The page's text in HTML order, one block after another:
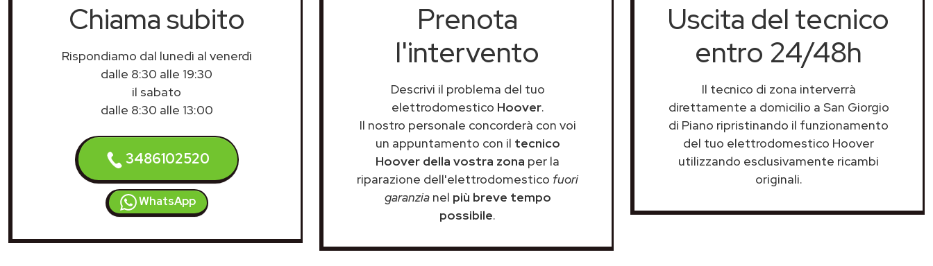
Chiama subito
Rispondiamo dal lunedì al venerdì
dalle 8:30 alle 19:30
il sabato
dalle 8:30 alle 13:00
3486102520
WhatsApp
Prenota
l'intervento
Descrivi il problema del tuo
elettrodomestico Hoover.
Il nostro personale concorderà con voi
un appuntamento con il tecnico
Hoover della vostra zona per la
riparazione dell'elettrodomestico fuori
garanzianel più breve tempo
possibile.
Uscita del tecnico
entro 24/48h
Il tecnico di zona interverrà
direttamente a domicilio a San Giorgio
di Piano ripristinando il funzionamento
del tuo elettrodomestico Hoover
utilizzando esclusivamente ricambi
originali.